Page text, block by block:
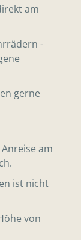
am
-
gerne
am
ist nicht
von